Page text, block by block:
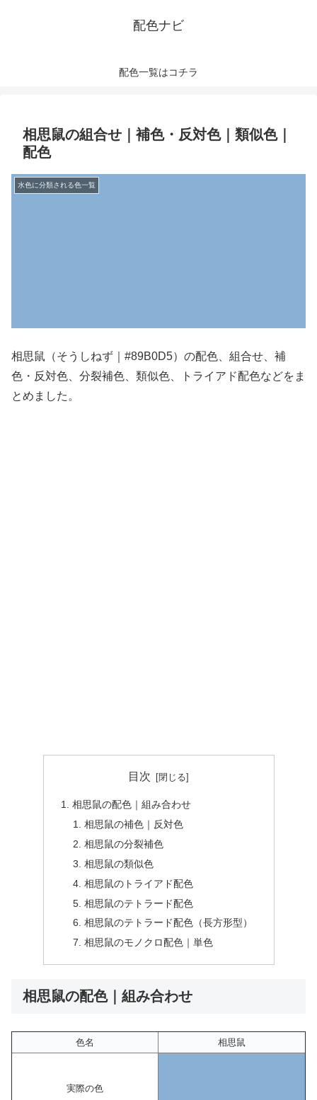
配色ナビ
配色一覧はコチラ
相思鼠の組合せ｜補色・反対色｜類似色｜
配色
水色に分類される色一覧
相思鼠（そうしねず｜#89B0D5）の配色、組合せ、補
色・反対色、分裂補色、類似色、トライアド配色などをま
とめました。
目次
相思鼠の配色｜組み合わせ
相思鼠の補色｜反対色
相思鼠の分裂補色
相思鼠の類似色
相思鼠のトライアド配色
相思鼠のテトラード配色
相思鼠のテトラード配色（長方形型）
相思鼠のモノクロ配色｜単色
相思鼠の配色｜組み合わせ
色名 相思鼠
実際の色